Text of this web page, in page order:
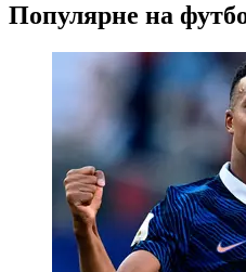
Популярне на